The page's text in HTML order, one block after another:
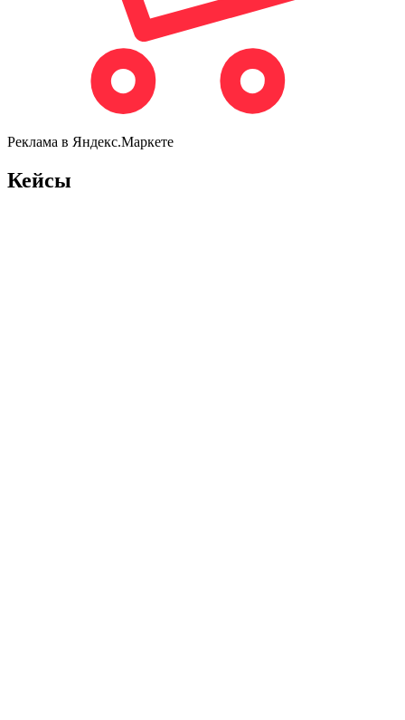
Реклама в Яндекс.Маркете
Кейсы